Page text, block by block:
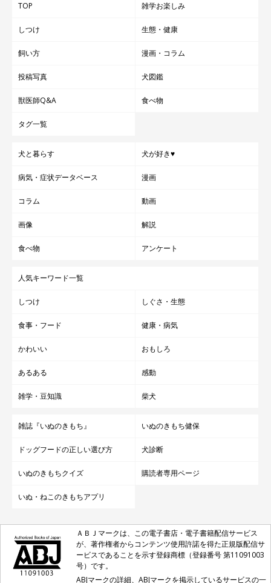
TOP 雑学お楽しみ
しつけ 生態・健康
飼い方 漫画・コラム
投稿写真 犬図鑑
獣医師Q&A 食べ物
タグ一覧
犬と暮らす 犬が好き♥
病気・症状データベース 漫画
コラム 動画
画像 解説
食べ物 アンケート
人気キーワード一覧
しつけ しぐさ・生態
食事・フード 健康・病気
かわいい おもしろ
あるある 感動
雑学・豆知識 柴犬
雑誌『いぬのきもち』 いぬのきもち健保
ドッグフードの正しい選び方 犬診断
いぬのきもちクイズ 購読者専用ページ
いぬ・ねこのきもちアプリ
ＡＢＪマークは、この電子書店・電子書籍配信サービス
が、著作権者からコンテンツ使用許諾を得た正規版配信サ
ービスであることを示す登録商標（登録番号 第11091003
号）です。
ABJマークの詳細、ABJマークを掲示しているサービスの一